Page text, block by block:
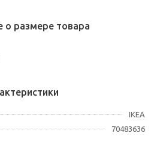
о размере товара
IKEA
70483636